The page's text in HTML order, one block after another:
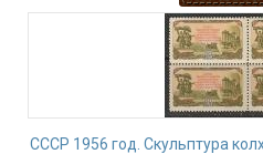
СССР 1956 год. Скульптура